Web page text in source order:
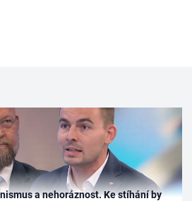
a nehoráznost. Ke stíhání by